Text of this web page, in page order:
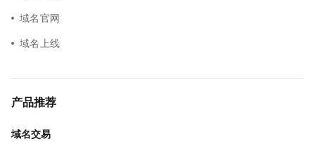
域名官网
域名上线
产品推荐
域名交易